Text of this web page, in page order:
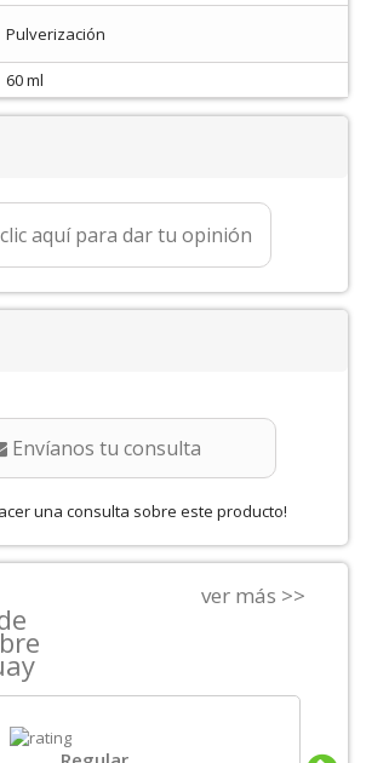
Pulverización
60 ml
aquí para dar tu opinión
Envíanos tu consulta
una consulta sobre este producto!
ver más >>